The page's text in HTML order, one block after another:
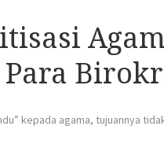
kepada agama, tujuannya